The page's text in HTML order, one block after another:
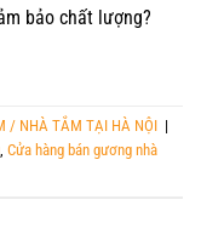
bảo chất lượng?
/ NHÀ TẮM TẠI HÀ NỘI |
Cửa hàng bán gương nhà